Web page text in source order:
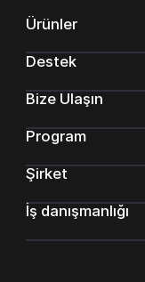
Ürünler
Destek
Bize Ulaşın
Program
Şirket
İş danışmanlığı